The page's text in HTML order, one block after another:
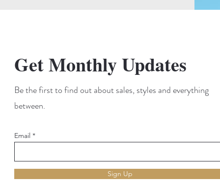
Get Monthly Updates
Be the first to find out about sales, styles and everything
between.
Email
Sign Up